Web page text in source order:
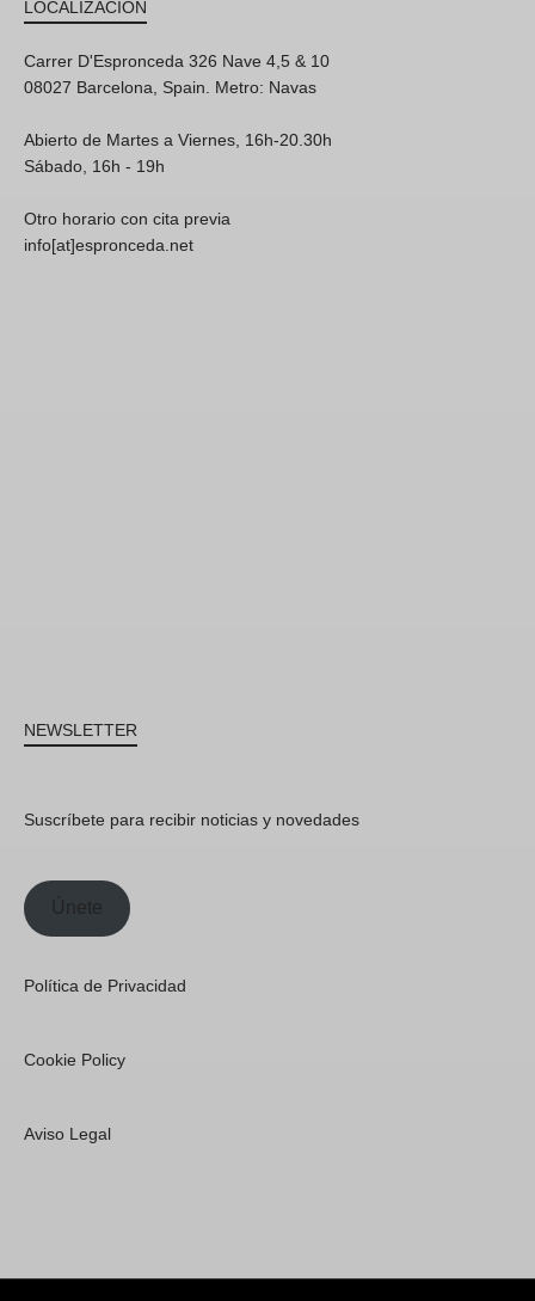
LOCALIZACIÓN
Carrer D'Espronceda 326 Nave 4,5 & 10
08027 Barcelona, Spain. Metro: Navas
Abierto de Martes a Viernes, 16h-20.30h
Sábado, 16h - 19h
Otro horario con cita previa
info[at]espronceda.net
NEWSLETTER
Suscríbete para recibir noticias y novedades
Únete
Política de Privacidad
Cookie Policy
Aviso Legal